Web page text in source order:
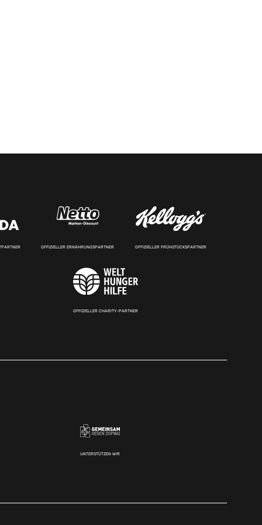
OFFIZIELLER ERNÄHRUNGSPARTNER OFFIZIELLER FRÜHSTÜCKSPARTNER
OFFIZIELLER CHARITY-PARTNER
UNTERSTÜTZEN WIR